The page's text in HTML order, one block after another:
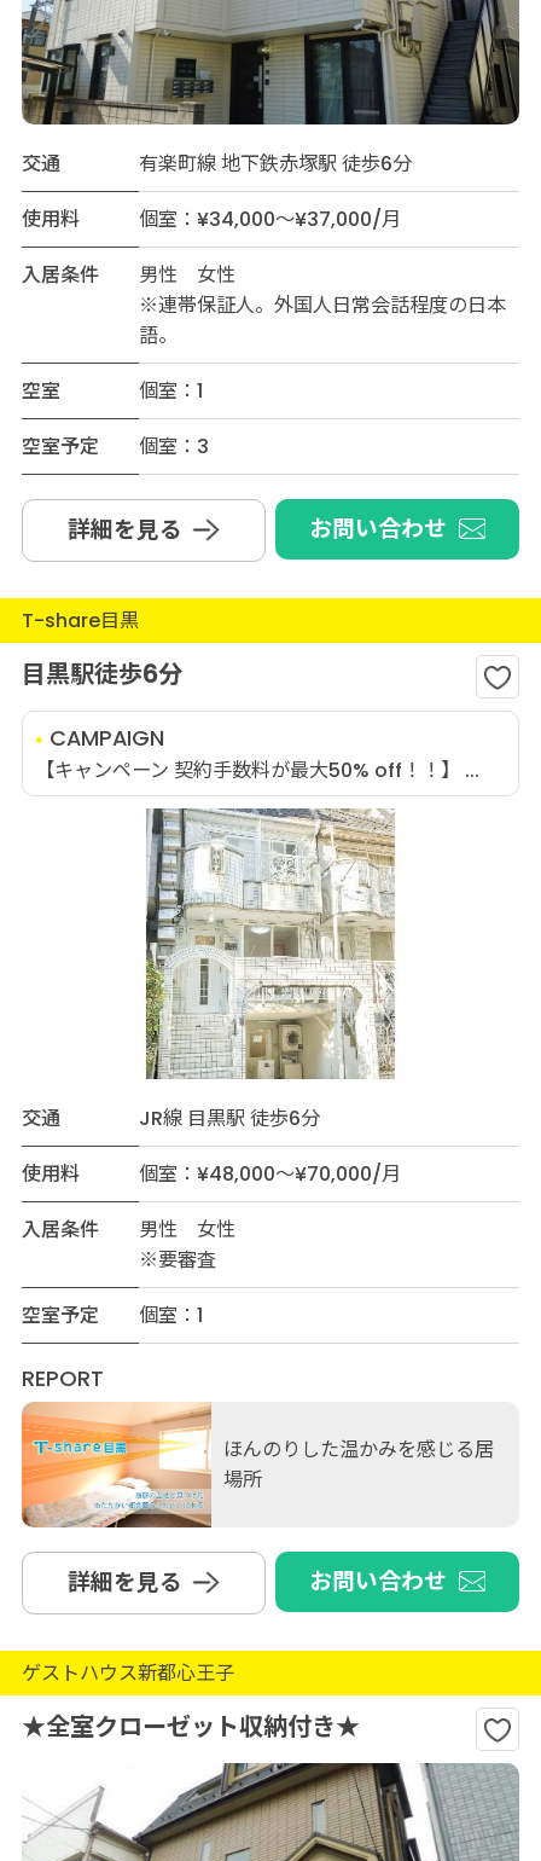
交通
有楽町線 地下鉄赤塚駅 徒歩6分
使用料
個室：¥34,000～¥37,000/月
入居条件
男性 女性
※連帯保証人。外国人日常会話程度の日本
語。
空室
個室：1
空室予定
個室：3
詳細を見る お問い合わせ
T-share目黒
目黒駅徒歩6分
CAMPAIGN
【キャンペーン 契約手数料が最大50% off！！】 ...
交通
JR線 目黒駅 徒歩6分
使用料
個室：¥48,000～¥70,000/月
入居条件
男性 女性
※要審査
空室予定
個室：1
REPORT
ほんのりした温かみを感じる居
場所
詳細を見る お問い合わせ
ゲストハウス新都心王子
★全室クローゼット収納付き★